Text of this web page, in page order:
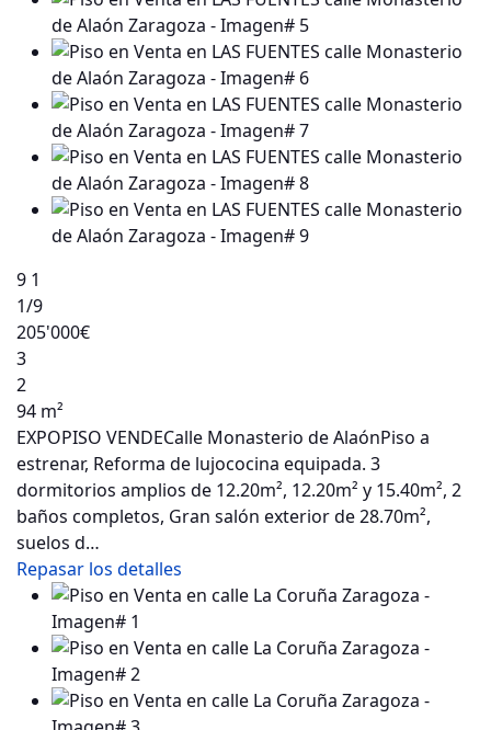
9 1
1/9
205'000€
3
2
94 m²
EXPOPISO VENDECalle Monasterio de AlaónPiso a
estrenar, Reforma de lujococina equipada. 3
dormitorios amplios de 12.20m², 12.20m² y 15.40m², 2
baños completos, Gran salón exterior de 28.70m²,
suelos d…
Repasar los detalles